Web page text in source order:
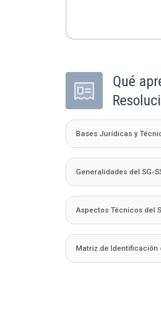
Qué
Bases Jurídicas y
Generalidades del SG-
Aspectos Técnicos del
Matriz de Identificación